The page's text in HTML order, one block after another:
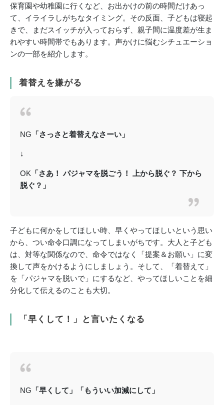
保育園や幼稚園に行くなど、お出かけの前の時間だけあっ
て、イライラしがちなタイミング。その反面、子どもは寝起
きで、まだスイッチが入っておらず、親子間に温度差が生ま
れやすい時間帯でもあります。声かけに悩むシチュエーショ
ンの一部を紹介します。
着替えを嫌がる
NG 「さっさと着替えなさーい」
↓
OK 「さあ！ パジャマを脱ごう！ 上から脱ぐ？ 下から
脱ぐ？」
子どもに何かをしてほしい時、早くやってほしいという思い
から、つい命令口調になってしまいがちです。大人と子ども
は、対等な関係なので、命令ではなく「提案＆お願い」に変
換して声をかけるようにしましょう。そして、「着替えて」
を「パジャマを脱いで」にするなど、やってほしいことを細
分化して伝えるのことも大切。
「早くして！」と言いたくなる
NG 「早くして」「もういい加減にして」